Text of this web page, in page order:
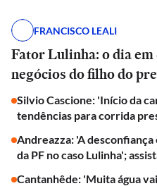
FRANCISCO LEALI
Fator Lulinha: o dia em
negócios do filho do
Silvio Cascione: 'Início da
tendências para corrida
Andreazza: 'A
da PF no caso Lulinha';
Cantanhêde: 'Muita água